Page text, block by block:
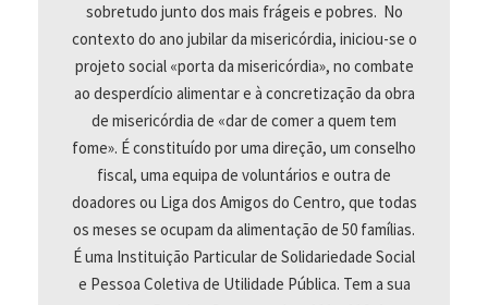
sobretudo junto dos mais frágeis e pobres. No
contexto do ano jubilar da misericórdia, iniciou-se o
projeto social «porta da misericórdia», no combate
ao desperdício alimentar e à concretização da obra
de misericórdia de «dar de comer a quem tem
fome». É constituído por uma direção, um conselho
fiscal, uma equipa de voluntários e outra de
doadores ou Liga dos Amigos do Centro, que todas
os meses se ocupam da alimentação de 50 famílias.
É uma Instituição Particular de Solidariedade Social
e Pessoa Coletiva de Utilidade Pública. Tem a sua